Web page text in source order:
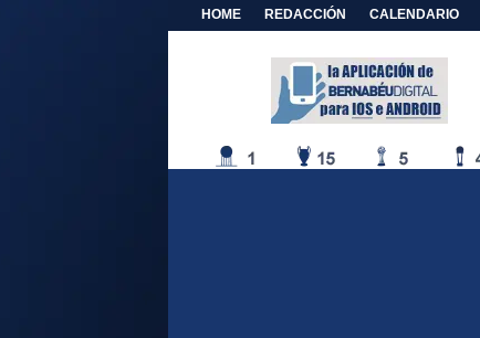
HOME REDACCIÓN CALENDARIO